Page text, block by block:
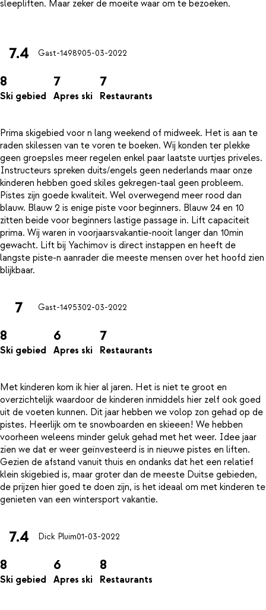
sleepliften. Maar zeker de moeite waar om te bezoeken.
7.4 Gast-1498905-03-2022
8
Ski gebied
7
Apres ski
7
Restaurants
Prima skigebied voor n lang weekend of midweek. Het is aan te
raden skilessen van te voren te boeken. Wij konden ter plekke
geen groepsles meer regelen enkel paar laatste uurtjes priveles.
Instructeurs spreken duits/engels geen nederlands maar onze
kinderen hebben goed skiles gekregen-taal geen probleem.
Pistes zijn goede kwaliteit. Wel overwegend meer rood dan
blauw. Blauw 2 is enige piste voor beginners. Blauw 24 en 10
zitten beide voor beginners lastige passage in. Lift capaciteit
prima. Wij waren in voorjaarsvakantie-nooit langer dan 10min
gewacht. Lift bij Yachimov is direct instappen en heeft de
langste piste-n aanrader die meeste mensen over het hoofd zien
7 Gast-1495302-03-2022
8
Ski gebied
6
Apres ski
7
Restaurants
Met kinderen kom ik hier al jaren. Het is niet te groot en
overzichtelijk waardoor de kinderen inmiddels hier zelf ook goed
uit de voeten kunnen. Dit jaar hebben we volop zon gehad op de
pistes. Heerlijk om te snowboarden en skieeen! We hebben
voorheen weleens minder geluk gehad met het weer. Idee jaar
zien we dat er weer geïnvesteerd is in nieuwe pistes en liften.
Gezien de afstand vanuit thuis en ondanks dat het een relatief
klein skigebied is, maar groter dan de meeste Duitse gebieden,
de prijzen hier goed te doen zijn, is het ideaal om met kinderen te
7.4 Dick Pluim01-03-2022
8
Ski gebied
6
Apres ski
8
Restaurants